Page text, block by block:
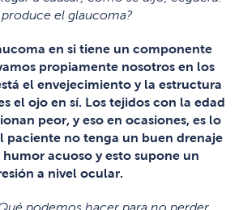
el glaucoma?
en si tiene un componente
propiamente nosotros en los
el envejecimiento y la estructura
el ojo en sí. Los tejidos con la edad
peor, y eso en ocasiones, es lo
paciente no tenga un buen drenaje
acuoso y esto supone un
a nivel ocular.